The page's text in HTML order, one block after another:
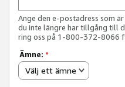
Ange den e-postadress som
du inte längre har tillgång till
ring oss på 1-800-372-8066
Ämne: *
Välj ett ämne